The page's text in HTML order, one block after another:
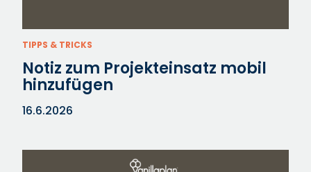
TIPPS & TRICKS
Notiz zum Projekteinsatz mobil
hinzufügen
16.6.2026